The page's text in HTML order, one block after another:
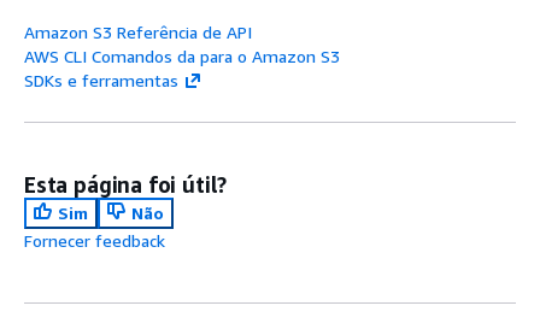
Amazon S3 Referência de API
AWS CLI Comandos da para o Amazon S3
SDKs e ferramentas
Esta página foi útil?
Sim
Não
Fornecer feedback